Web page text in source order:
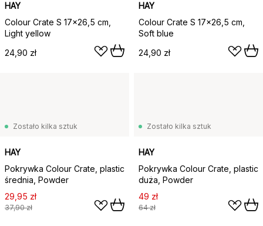
HAY
Colour Crate S 17x26,5 cm,
Light yellow
24,90 zł
HAY
Colour Crate S 17x26,5 cm,
Soft blue
24,90 zł
Zostało kilka sztuk
HAY
Pokrywka Colour Crate, plastic
średnia, Powder
29,95 zł
37,90 zł
Zostało kilka sztuk
HAY
Pokrywka Colour Crate, plastic
duża, Powder
49 zł
64 zł